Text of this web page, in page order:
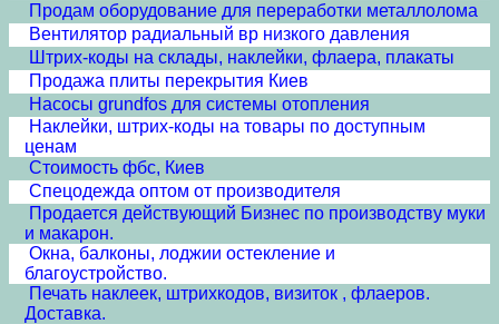
Продам оборудование для переработки металлолома
Вентилятор радиальный вр низкого давления
Штрих-коды на склады, наклейки, флаера, плакаты
Продажа плиты перекрытия Киев
Насосы grundfos для системы отопления
Наклейки, штрих-коды на товары по доступным
ценам
Стоимость фбс, Киев
Спецодежда оптом от производителя
Продается действующий Бизнес по производству муки
и макарон.
Окна, балконы, лоджии остекление и
благоустройство.
Печать наклеек, штрихкодов, визиток , флаеров.
Доставка.